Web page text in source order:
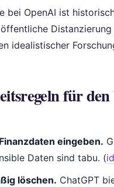
bei OpenAI ist
idealistischer
für
eingeben.
Daten sind tabu. (
löschen. ChatGPT